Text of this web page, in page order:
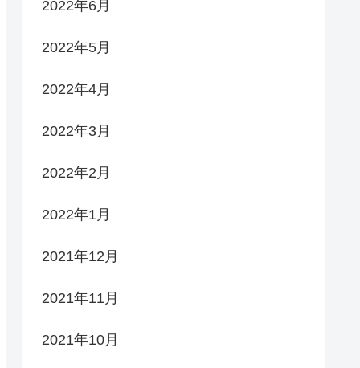
2022年6月
2022年5月
2022年4月
2022年3月
2022年2月
2022年1月
2021年12月
2021年11月
2021年10月